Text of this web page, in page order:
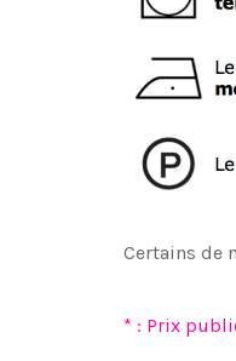
Certains de
* : Prix